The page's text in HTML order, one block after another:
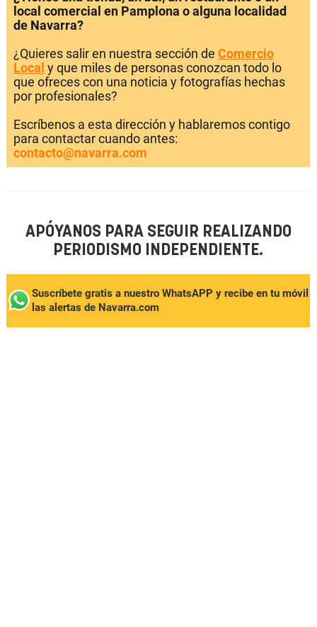
local comercial en Pamplona o alguna localidad
de Navarra?
¿Quieres salir en nuestra sección de Comercio
Local y que miles de personas conozcan todo lo
que ofreces con una noticia y fotografías hechas
por profesionales?
Escríbenos a esta dirección y hablaremos contigo
para contactar cuando antes:
contacto@navarra.com
APÓYANOS PARA SEGUIR REALIZANDO
PERIODISMO INDEPENDIENTE.
Suscríbete gratis a nuestro WhatsAPP y recibe en tu móvil
las alertas de Navarra.com